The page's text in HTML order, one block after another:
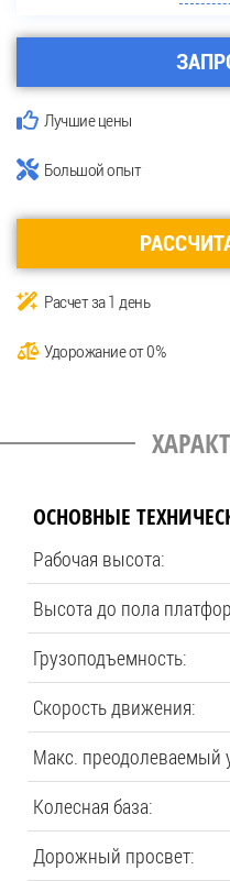
Лучшие цены
Большой опыт
Расчет за 1 день
Удорожание от 0%
ОСНОВНЫЕ
Рабочая высота:
Высота до пола
Грузоподъемность:
Скорость движения:
Макс. преодолеваемый
Колесная база:
Дорожный просвет: